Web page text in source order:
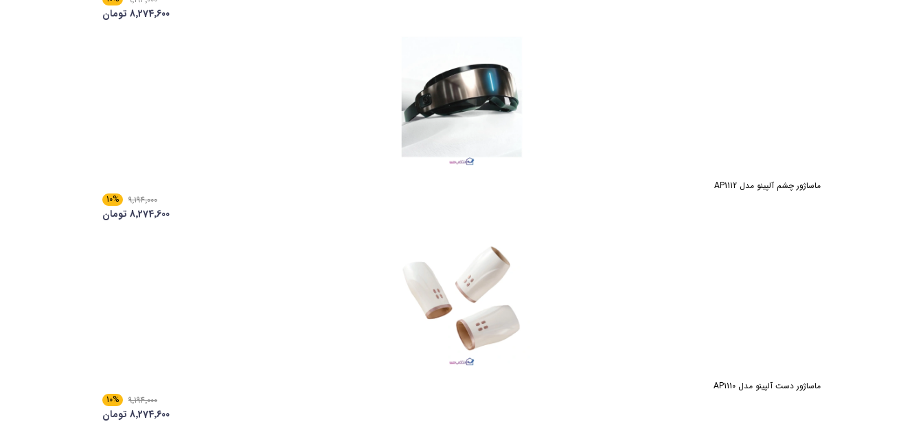
8٬274٬600 تومان
ماساژور چشم آلپینو مدل AP1112
9٬194٬000
10%
8٬274٬600 تومان
ماساژور دست آلپینو مدل AP1110
9٬194٬000
10%
8٬274٬600 تومان